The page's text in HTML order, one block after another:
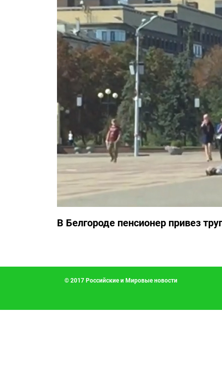
В Белгороде пенсионер привез
© 2017 Российские и Мировые новости